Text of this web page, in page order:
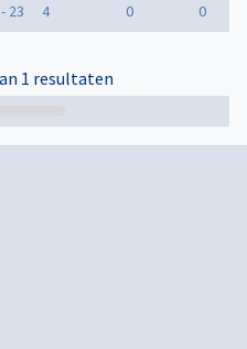
23 4 0 0
1 resultaten